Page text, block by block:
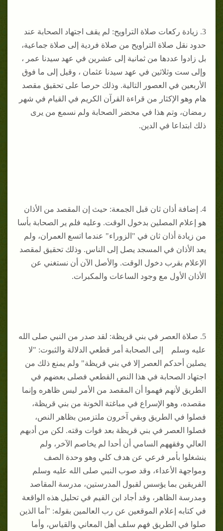
3. زيادة ركعات صلاة التراويح: لم يقف اجتهاد الصحابة عند
حدود نقل صلاة التراويح من صلاة فردية إلى صلاة جماعية،
بل زادوا عددها من ثمانية إلى عشرين في عهد سيدنا عمر ،
وإلى ست وثلاثين في عهد سيدنا عثمان ، وقيل إلى ما فوق
الأربعين في العصور التالية. وذلك حرصا على تحقيق مقصد
هام وهو الإكثار من قراءة القرآن الكريم في القيام في شهر
رمضان، وتم هذا في محضر الصحابة ولم نسمع من يرى
ذلك ابتداعا في الدين.
4. إضافة أذان ثان قبل الجمعة: حيث إن المقصد من الأذان
هو إعلام المصلين بدخول الوقت. وعليه فلم ير الصحابة بأسا
من زيادة أذان ثان في "الزوراء" عندما اتسع العمران، ولم
يعد الأذان في المسجد يصل إلى الناس. وذلك تحقيق لمقصد
الإعلام بقرب دخول الوقت. والأصل الآن أن نستغني عن
الأذان الأول مع وجود الساعات والمكبرات.
5. صلاة العصر في بني قريظة: لقد صدر من النبي صلى الله
عليه وسلم إلى الصحابة أمر قطعي الدلالة والثبوت: "لا
يصلين أحدكم العصر إلا في بني قريظة" ولم يمنع ذلك من
اجتهاد الصحابة في هذا النص القطعي فصلى بعضهم في
الطريق لأنهم فهموا أن المقصد من الأمر ليس ظاهره وإنما
مقصده، وهو الإسراع في مباغتة الخونة من بني قريظة،
فصلوا في الطريق وبقي آخرون ملتزمين بظاهر النص،
فصلوا العصر في بني قريظة بعد فوات وقته. لكن من أدبهم
العالي وفقههم السامي أن أحدا لم يخاصم الآخر، ولم
ينشغلوا بأمر فرعي عن هدف كلي وهو وحدة الصف
ومواجهة الأعداء، وقد صوب النبي صلى الله عليه وسلم
الفريقين بما يؤسس لقبول المدرستين، مدرسة المقاصد
ومدرسة الظاهر، وقد أجاد ابن القيم في تحليل هذه الواقعة
في كتابه إعلام الموقعين عن رب العالمين بقوله: "أما الذين
صلوا في الطريق فهم سلف أهل المعاني والقياس، وأما